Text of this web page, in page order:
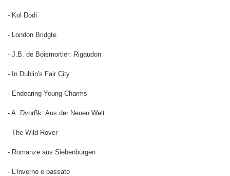
- Kol Dodi
- London Bridgte
- J.B. de Boismortier: Rigaudon
- In Dublin's Fair City
- Endearing Young Charms
- A. Dvorßk: Aus der Neuen Welt
- The Wild Rover
- Romanze aus Siebenbürgen
- L'Inverno e passato